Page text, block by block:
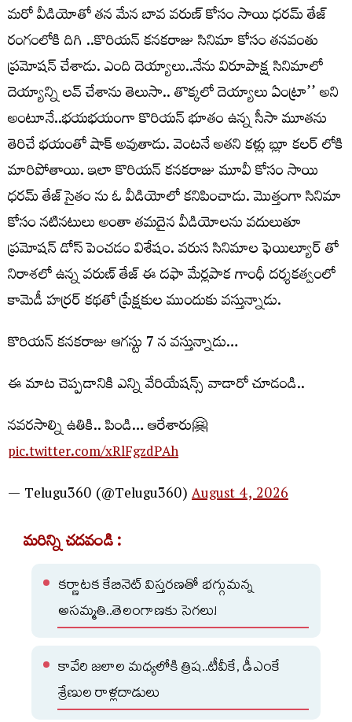
మరో వీడియోతో తన మేన బావ వరుణ్ కోసం సాయి ధరమ్ తేజ్
రంగంలోకి దిగి ..కొరియన్ కనకరాజు సినిమా కోసం తనవంతు
ప్రమోషన్ చేశాడు. ఎంది దెయ్యాలు..నేను విరూపాక్ష సినిమాలో
దెయ్యాన్ని లవ్ చేశాను తెలుసా.. తొక్కలో దెయ్యాలు ఏంట్రా’’ అని
అంటూనే..భయభయంగా కొరియన్ భూతం ఉన్న సీసా మూతను
తెరిచే భయంతో షాక్ అవుతాడు. వెంటనే అతని కళ్లు బ్లూ కలర్ లోకి
మారిపోతాయి. ఇలా కొరియన్ కనకరాజు మూవీ కోసం సాయి
ధరమ్ తేజ్ సైతం ను ఓ వీడియోలో కనిపించాడు. మొత్తంగా సినిమా
కోసం నటినటులు అంతా తమదైన వీడియోలను వదులుతూ
ప్రమోషన్ డోస్ పెంచడం విశేషం. వరుస సినిమాల ఫెయిల్యూర్ తో
నిరాశలో ఉన్న వరుణ్ తేజ్ ఈ దఫా మేర్లపాక గాంధీ దర్శకత్వంలో
కామెడీ హర్రర్ కథతో ప్రేక్షకుల ముందుకు వస్తున్నాడు.
కొరియన్ కనకరాజు ఆగస్టు 7 న వస్తున్నాడు…
ఈ మాట చెప్పడానికి ఎన్ని వేరియేషన్స్ వాడారో చూడండి..
నవరసాల్ని ఉతికి.. పిండి… ఆరేశారు🤗
pic.twitter.com/xRlFgzdPAh
— Telugu360 (@Telugu360)August 4, 2026
మరిన్ని చదవండి :
కర్ణాటక కేబినెట్ విస్తరణతో భగ్గుమన్న
అసమ్మతి..తెలంగాణకు సెగలు!
కావేరి జలాల మధ్యలోకి త్రిష..టీవీకే, డీఎంకే
శ్రేణుల రాళ్లదాడులు